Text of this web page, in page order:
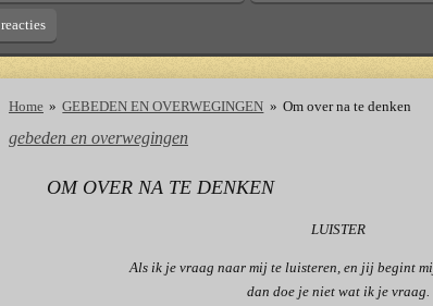
reacties
Home » GEBEDEN EN OVERWEGINGEN » Om over na te denken
gebeden en overwegingen
OM OVER NA TE DENKEN
LUISTER
Als ik je vraag naar mij te luisteren, en jij begint
dan doe je niet wat ik je vraag.